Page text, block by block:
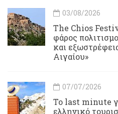
03/08/2026
Τhe Chios
φάρος
και
Αιγαίου»
07/07/2026
Το last minute
ελληνικό